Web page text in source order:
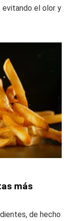
evitando el olor y
más
de hecho